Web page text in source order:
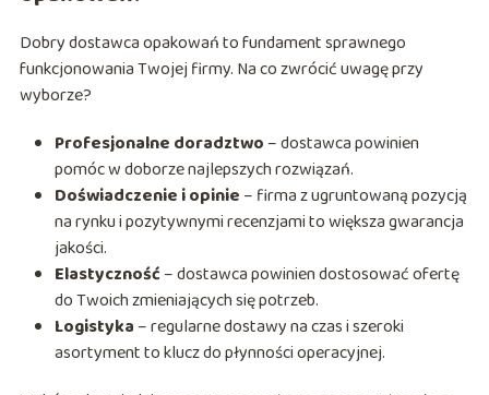
Dobry dostawca opakowań to fundament sprawnego
funkcjonowania Twojej firmy. Na co zwrócić uwagę przy
wyborze?
Profesjonalne doradztwo – dostawca powinien
pomóc w doborze najlepszych rozwiązań.
Doświadczenie i opinie – firma z ugruntowaną pozycją
na rynku i pozytywnymi recenzjami to większa gwarancja
jakości.
Elastyczność – dostawca powinien dostosować ofertę
do Twoich zmieniających się potrzeb.
Logistyka – regularne dostawy na czas i szeroki
asortyment to klucz do płynności operacyjnej.